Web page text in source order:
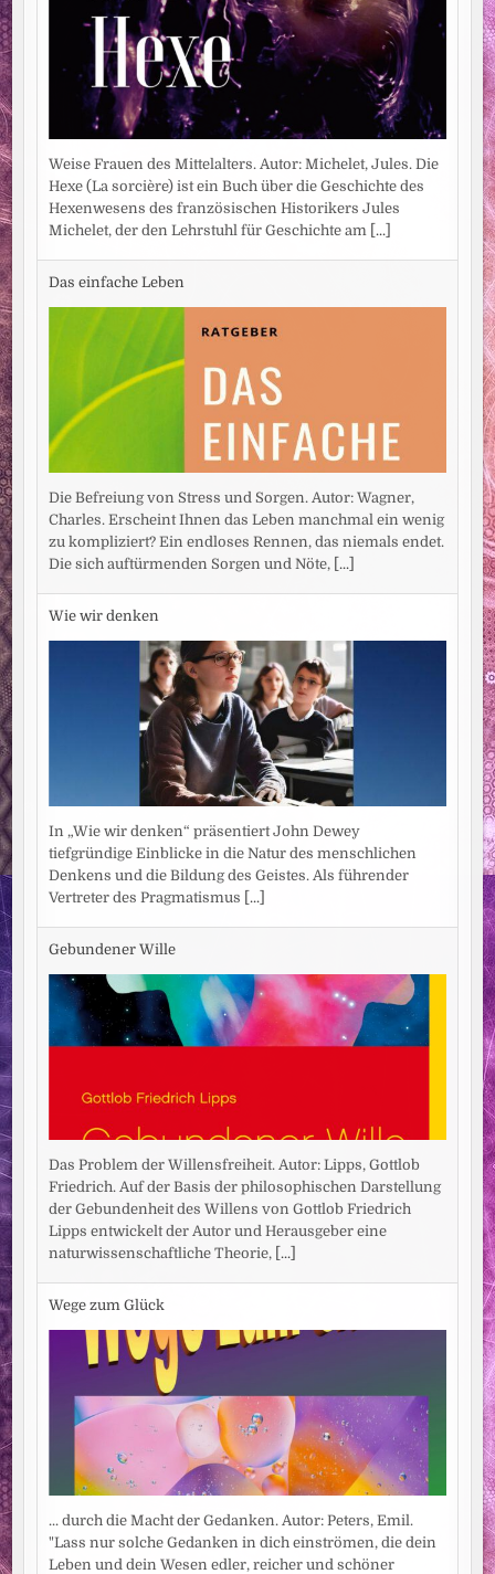
Weise Frauen des Mittelalters. Autor: Michelet, Jules. Die
Hexe (La sorcière) ist ein Buch über die Geschichte des
Hexenwesens des französischen Historikers Jules
Michelet, der den Lehrstuhl für Geschichte am
[...]
Das einfache Leben
Die Befreiung von Stress und Sorgen. Autor: Wagner,
Charles. Erscheint Ihnen das Leben manchmal ein wenig
zu kompliziert? Ein endloses Rennen, das niemals endet.
Die sich auftürmenden Sorgen und Nöte,
[...]
Wie wir denken
In „Wie wir denken“ präsentiert John Dewey
tiefgründige Einblicke in die Natur des menschlichen
Denkens und die Bildung des Geistes. Als führender
Vertreter des Pragmatismus
[...]
Gebundener Wille
Das Problem der Willensfreiheit. Autor: Lipps, Gottlob
Friedrich. Auf der Basis der philosophischen Darstellung
der Gebundenheit des Willens von Gottlob Friedrich
Lipps entwickelt der Autor und Herausgeber eine
naturwissenschaftliche Theorie,
[...]
Wege zum Glück
... durch die Macht der Gedanken. Autor: Peters, Emil.
"Lass nur solche Gedanken in dich einströmen, die dein
Leben und dein Wesen edler, reicher und schöner